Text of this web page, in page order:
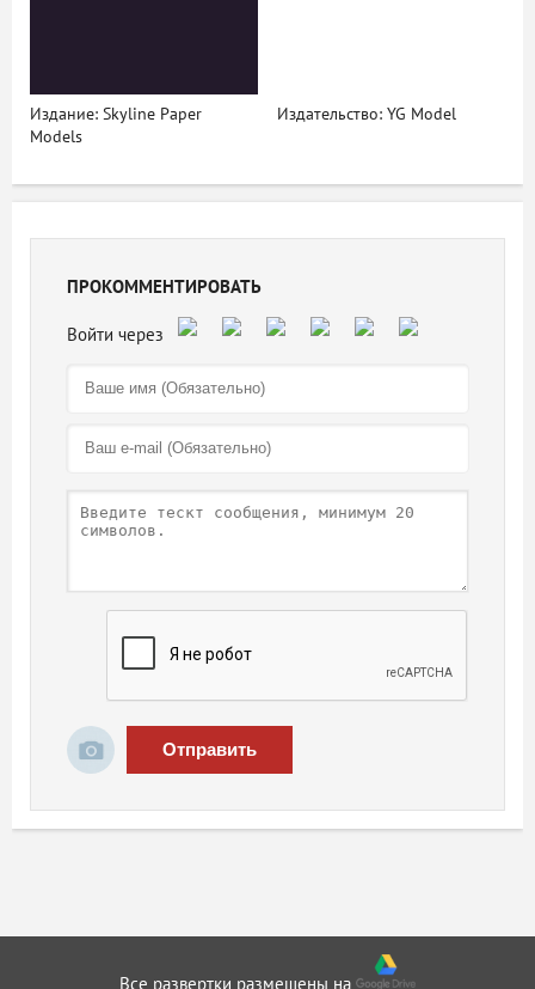
Издание: Skyline Paper
Models
Издательство: YG Model
ПРОКОММЕНТИРОВАТЬ
Отправить
Все развертки размещены на